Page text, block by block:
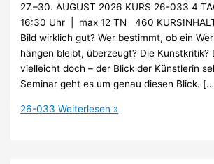
27.–30. AUGUST 2026 KURS 26-033 4
16:30 Uhr | max 12 TN 460
Bild wirklich gut? Wer bestimmt, ob ein
hängen bleibt, überzeugt? Die Kunstkritik?
vielleicht doch – der Blick der Künstlerin
Seminar geht es um genau diesen Blick.
26-033 Weiterlesen »